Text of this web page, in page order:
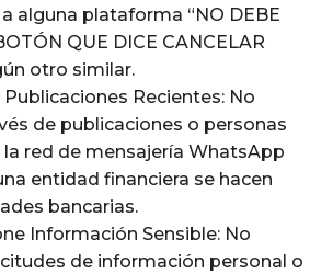
alguna plataforma “NO DEBE
QUE DICE CANCELAR
otro similar.
Recientes: No
de publicaciones o personas
la red de mensajería WhatsApp
entidad financiera se hacen
bancarias.
Información Sensible: No
de información personal o